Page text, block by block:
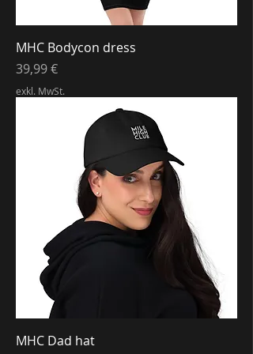
MHC Bodycon dress
Preis
39,99 €
exkl. MwSt.
MHC Dad hat